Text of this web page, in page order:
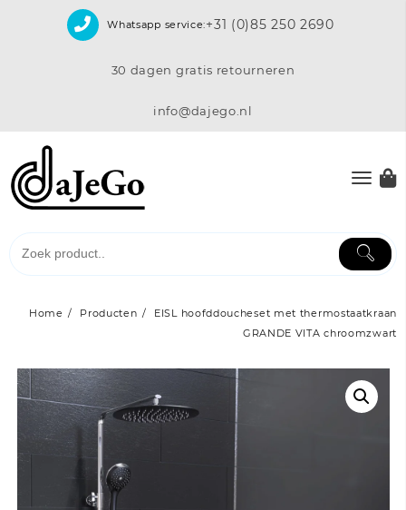
Whatsapp service:+31 (0)85 250 2690
30 dagen gratis retourneren
info@dajego.nl
Home Producten
EISL hoofddoucheset met thermostaatkraan
GRANDE VITA chroomzwart